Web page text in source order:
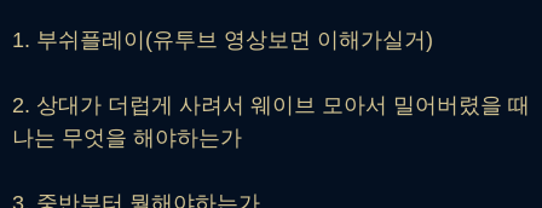
1. 부쉬플레이(유투브 영상보면 이해가실거)
2. 상대가 더럽게 사려서 웨이브 모아서 밀어버렸을 때
나는 무엇을 해야하는가